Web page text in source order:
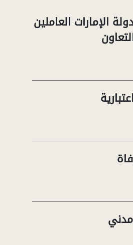
الإمارات العاملين